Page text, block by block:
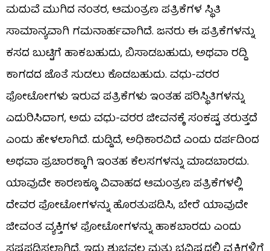
ಮದುವೆ ಮುಗಿದ ನಂತರ, ಆಮಂತ್ರಣ ಪತ್ರಿಕೆಗಳ ಸ್ಥಿತಿ
ಸಾಮಾನ್ಯವಾಗಿ ಗಮನಾರ್ಹವಾಗಿದೆ. ಜನರು ಈ ಪತ್ರಿಕೆಗಳನ್ನು
ಕಸದ ಬುಟ್ಟಿಗೆ ಹಾಕಬಹುದು, ಬಿಸಾಡಬಹುದು, ಅಥವಾ ರದ್ದಿ
ಕಾಗದದ ಜೊತೆ ಸುಡಲು ಕೊಡಬಹುದು. ವಧು-ವರರ
ಫೋಟೋಗಳು ಇರುವ ಪತ್ರಿಕೆಗಳು ಇಂತಹ ಪರಿಸ್ಥಿತಿಗಳನ್ನು
ಎದುರಿಸಿದಾಗ, ಅದು ವಧು-ವರರ ಜೀವನಕ್ಕೆ ಸಂಕಷ್ಟ ತರುತ್ತದೆ
ಎಂದು ಹೇಳಲಾಗಿದೆ. ದುಡ್ಡಿದೆ, ಅಧಿಕಾರವಿದೆ ಎಂದು ದರ್ಪದಿಂದ
ಅಥವಾ ಪ್ರಚಾರಕ್ಕಾಗಿ ಇಂತಹ ಕೆಲಸಗಳನ್ನು ಮಾಡಬಾರದು.
ಯಾವುದೇ ಕಾರಣಕ್ಕೂ ವಿವಾಹದ ಆಮಂತ್ರಣ ಪತ್ರಿಕೆಗಳಲ್ಲಿ
ದೇವರ ಫೋಟೋಗಳನ್ನು ಹೊರತುಪಡಿಸಿ, ಬೇರೆ ಯಾವುದೇ
ಜೀವಂತ ವ್ಯಕ್ತಿಗಳ ಫೋಟೋಗಳನ್ನು ಹಾಕಬಾರದು ಎಂದು